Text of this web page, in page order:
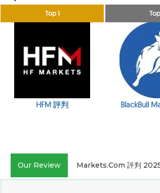
Top 1
HFM 評判 BlackBull
Our Review Markets.com 評判